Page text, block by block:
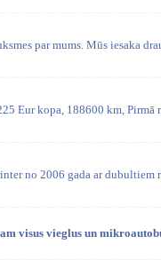
par mums. Mūs iesaka
Eur kopa, 188600 km, Pirmā
no 2006 gada ar dubultiem
visus vieglus un